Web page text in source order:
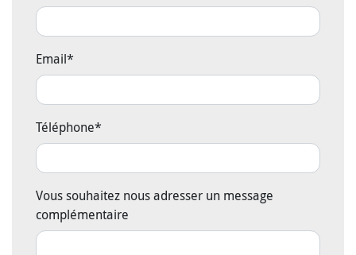
Email*
Téléphone*
Vous souhaitez nous adresser un message
complémentaire